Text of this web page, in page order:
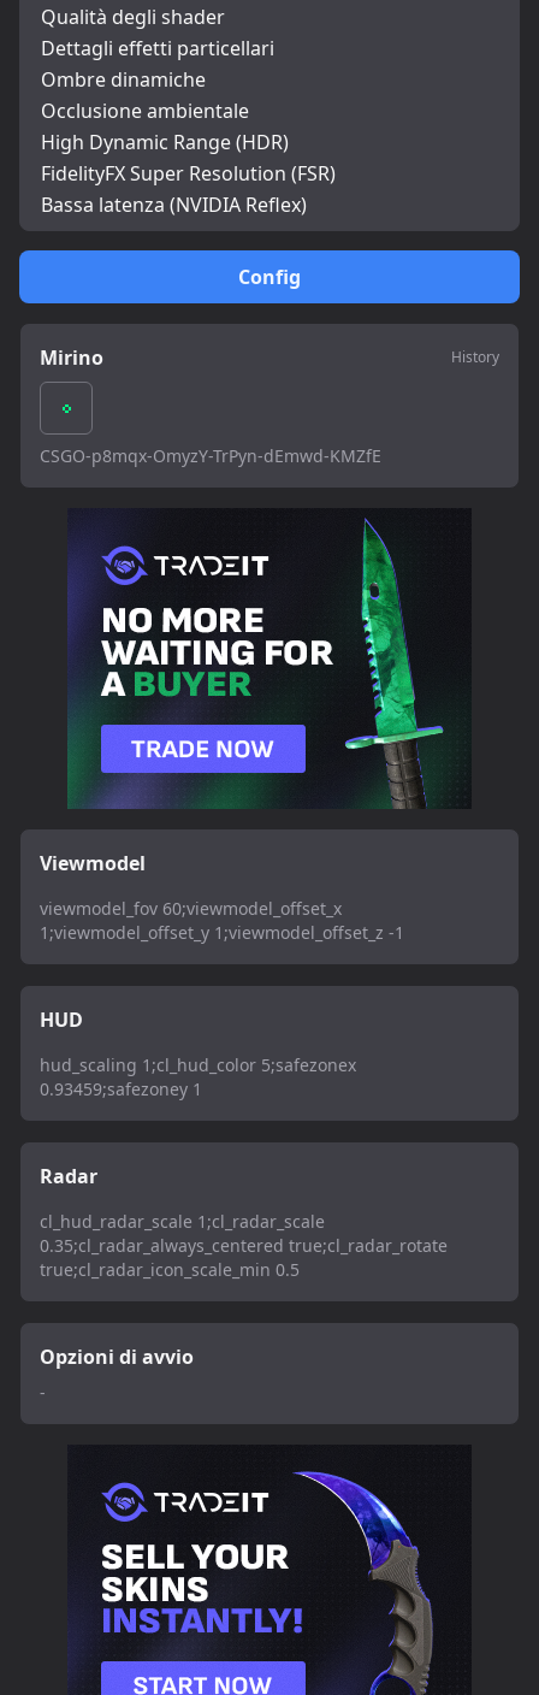
Config
Mirino History
CSGO-p8mqx-OmyzY-TrPyn-dEmwd-KMZfE
Viewmodel
viewmodel_fov 60;viewmodel_offset_x
1;viewmodel_offset_y 1;viewmodel_offset_z -1
HUD
hud_scaling 1;cl_hud_color 5;safezonex
0.93459;safezoney 1
Radar
cl_hud_radar_scale 1;cl_radar_scale
0.35;cl_radar_always_centered true;cl_radar_rotate
true;cl_radar_icon_scale_min 0.5
Opzioni di avvio
-
Qualità degli shader
Dettagli effetti particellari
Ombre dinamiche
Occlusione ambientale
High Dynamic Range (HDR)
FidelityFX Super Resolution (FSR)
Bassa latenza (NVIDIA Reflex)